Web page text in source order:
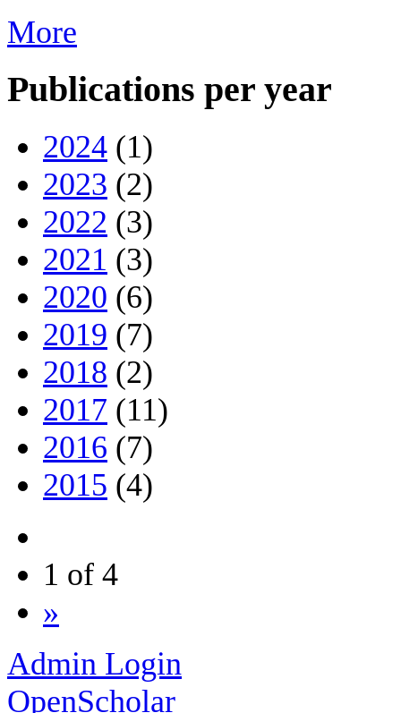
More
Publications per year
2024 (1)
2023 (2)
2022 (3)
2021 (3)
2020 (6)
2019 (7)
2018 (2)
2017 (11)
2016 (7)
2015 (4)
1 of 4
»
Admin Login
OpenScholar